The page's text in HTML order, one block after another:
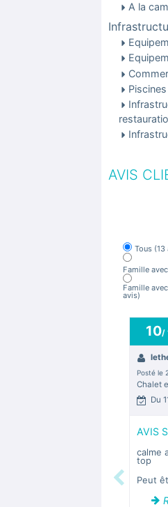
A la
Piscines
AVIS
Tous (13
Famille
Famille
avis)
Previous
10/
Posté le
Du
AVIS
calme
top
Peut